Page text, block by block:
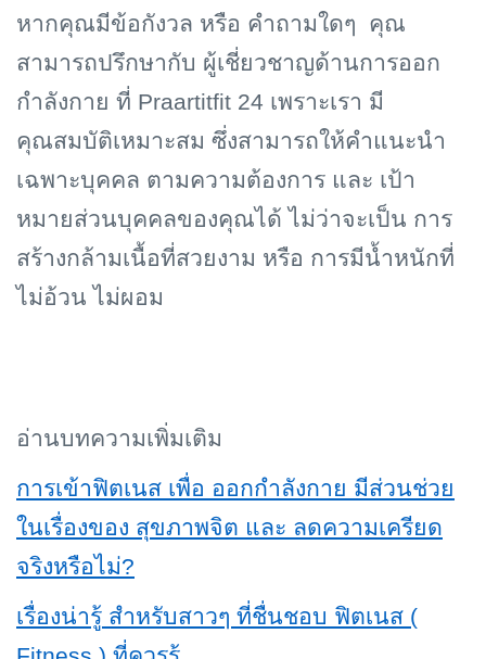
หากคุณมีข้อกังวล หรือ คำถามใดๆ คุณ
สามารถปรึกษากับ ผู้เชี่ยวชาญด้านการออก
กำลังกาย ที่ Praartitfit 24 เพราะเรา มี
คุณสมบัติเหมาะสม ซึ่งสามารถให้คำแนะนำ
เฉพาะบุคคล ตามความต้องการ และ เป้า
หมายส่วนบุคคลของคุณได้ ไม่ว่าจะเป็น การ
สร้างกล้ามเนื้อที่สวยงาม หรือ การมีน้ำหนักที่
ไม่อ้วน ไม่ผอม
อ่านบทความเพิ่มเติม
การเข้าฟิตเนส เพื่อ ออกกำลังกาย มีส่วนช่วย
ในเรื่องของ สุขภาพจิต และ ลดความเครียด
จริงหรือไม่?
เรื่องน่ารู้ สำหรับสาวๆ ที่ชื่นชอบ ฟิตเนส (